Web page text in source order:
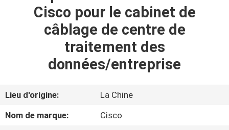
MAISON
PRODUITS
À
Cisco pour le cabinet de
câblage de centre de
traitement des
données/entreprise
Lieu d'origine:
La Chine
Nom de marque:
Cisco